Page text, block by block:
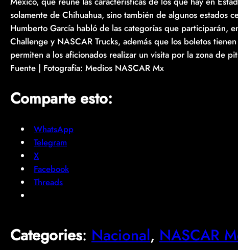
solamente de Chihuahua, sino también de algunos estados
Humberto García habló de las categorías que participarán,
Challenge y NASCAR Trucks, además que los boletos
permiten a los aficionados realizar un visita por la zona de
Fuente | Fotografía: Medios NASCAR Mx
Comparte esto:
WhatsApp
Telegram
X
Facebook
Threads
Categories: Nacional, NASCAR